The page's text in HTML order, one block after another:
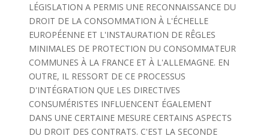
LÉGISLATION A PERMIS UNE RECONNAISSANCE DU
DROIT DE LA CONSOMMATION À L'ÉCHELLE
EUROPÉENNE ET L'INSTAURATION DE RÊGLES
MINIMALES DE PROTECTION DU CONSOMMATEUR
COMMUNES À LA FRANCE ET À L'ALLEMAGNE. EN
OUTRE, IL RESSORT DE CE PROCESSUS
D'INTÉGRATION QUE LES DIRECTIVES
CONSUMÉRISTES INFLUENCENT ÉGALEMENT
DANS UNE CERTAINE MESURE CERTAINS ASPECTS
DU DROIT DES CONTRATS. C'EST LA SECONDE